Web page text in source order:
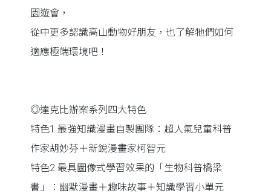
園遊會，
從中更多認識高山動物好朋友，也了解牠們如何
適應極端環境吧！
◎達克比辦案系列四大特色
特色1 最強知識漫畫自製團隊：超人氣兒童科普
作家胡妙芬＋新銳漫畫家柯智元
特色2 最具圖像式學習效果的「生物科普橋梁
書」：幽默漫畫＋趣味故事＋知識學習小單元